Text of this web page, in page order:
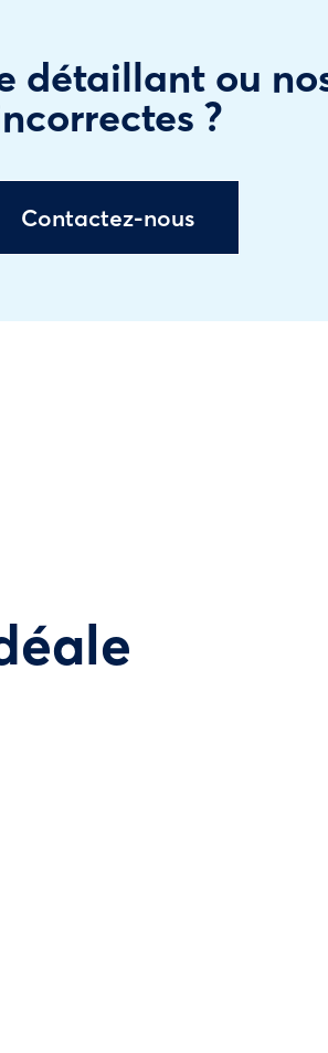
détaillant ou
?
Contactez-nous